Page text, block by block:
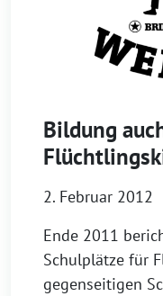
Bildung
2. Februar 2012
Ende 2011
Schulplätze für
gegenseitigen